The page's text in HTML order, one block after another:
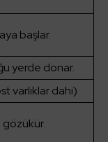
başlar.
yerde donar.
varlıklar dahi)
gözükür.